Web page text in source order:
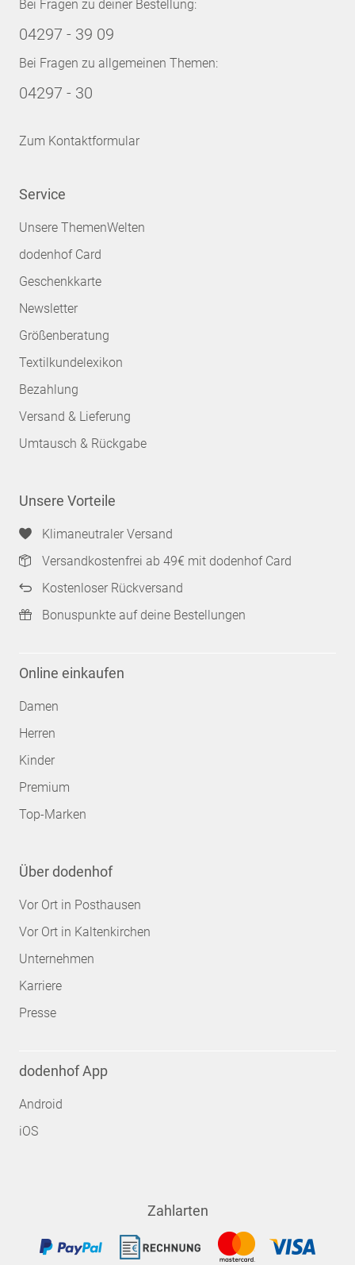
Bei Fragen zu deiner Bestellung:
04297 - 39 09
Bei Fragen zu allgemeinen Themen:
04297 - 30
Zum Kontaktformular
Service
Unsere ThemenWelten
dodenhof Card
Geschenkkarte
Newsletter
Größenberatung
Textilkundelexikon
Bezahlung
Versand & Lieferung
Umtausch & Rückgabe
Unsere Vorteile
Klimaneutraler Versand
Versandkostenfrei ab 49€ mit dodenhof Card
Kostenloser Rückversand
Bonuspunkte auf deine Bestellungen
Online einkaufen
Damen
Herren
Kinder
Premium
Top-Marken
Über dodenhof
Vor Ort in Posthausen
Vor Ort in Kaltenkirchen
Unternehmen
Karriere
Presse
dodenhof App
Android
iOS
Zahlarten